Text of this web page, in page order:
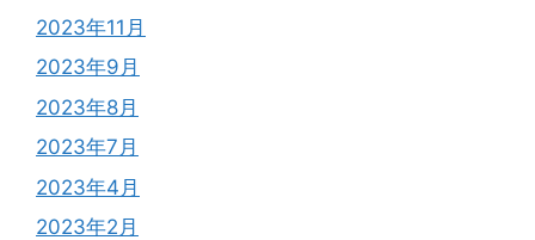
2023年11月
2023年9月
2023年8月
2023年7月
2023年4月
2023年2月